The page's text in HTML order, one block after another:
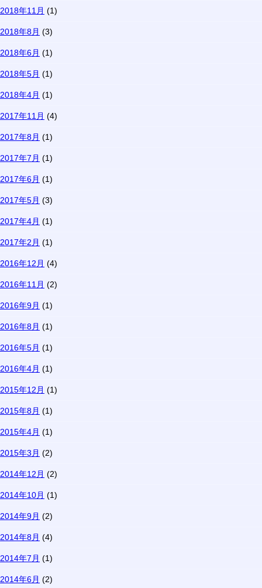
2018年11月 (1)
2018年8月 (3)
2018年6月 (1)
2018年5月 (1)
2018年4月 (1)
2017年11月 (4)
2017年8月 (1)
2017年7月 (1)
2017年6月 (1)
2017年5月 (3)
2017年4月 (1)
2017年2月 (1)
2016年12月 (4)
2016年11月 (2)
2016年9月 (1)
2016年8月 (1)
2016年5月 (1)
2016年4月 (1)
2015年12月 (1)
2015年8月 (1)
2015年4月 (1)
2015年3月 (2)
2014年12月 (2)
2014年10月 (1)
2014年9月 (2)
2014年8月 (4)
2014年7月 (1)
2014年6月 (2)